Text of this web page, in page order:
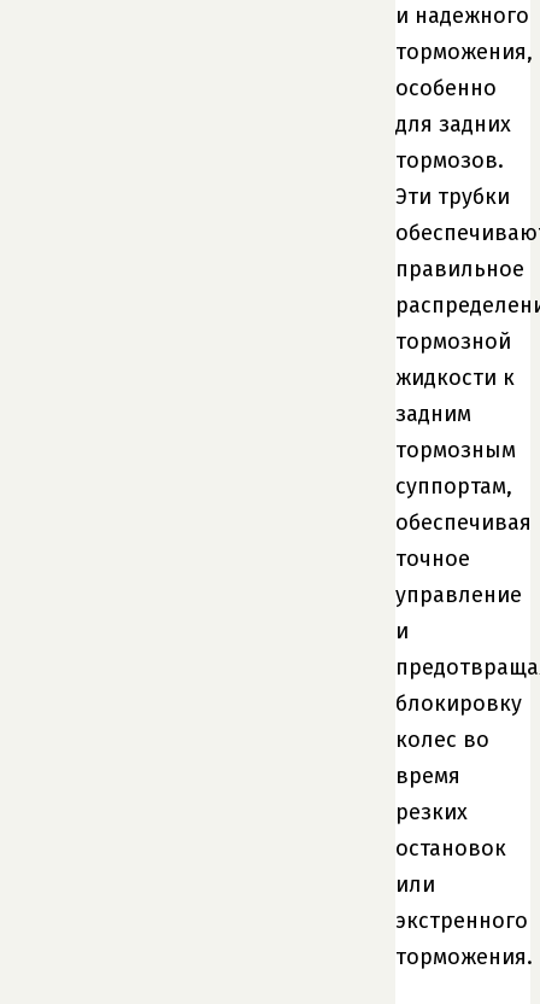
и надежного
торможения,
особенно
для задних
тормозов.
Эти трубки
правильное
тормозной
жидкости к
задним
тормозным
суппортам,
обеспечивая
точное
управление
и
блокировку
колес во
время
резких
остановок
или
экстренного
торможения.